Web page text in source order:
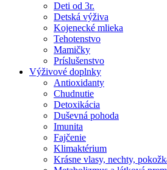
Deti od 3r.
Detská výživa
Kojenecké mlieka
Tehotenstvo
Mamičky
Príslušenstvo
Výživové doplnky
Antioxidanty
Chudnutie
Detoxikácia
Duševná pohoda
Imunita
Fajčenie
Klimaktérium
Krásne vlasy, nechty,